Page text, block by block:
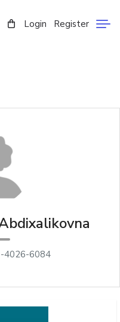
Login Register
4026-6084